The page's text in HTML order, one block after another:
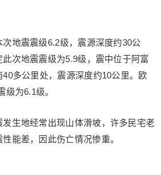
地震震级6.2级，震源深度约30公
次地震震级为5.9级，震中位于阿富
多公里处，震源深度约10公里。欧
级为6.1级。
生地经常出现山体滑坡，许多民宅老
能差，因此伤亡情况惨重。